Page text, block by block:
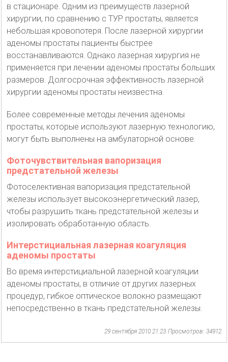
в стационаре. Одним из преимуществ лазерной
хирургии, по сравнению с ТУР простаты, является
небольшая кровопотеря. После лазерной хирургии
аденомы простаты пациенты быстрее
восстанавливаются. Однако лазерная хирургия не
применяется при лечении аденомы простаты больших
размеров. Долгосрочная эффективность лазерной
хирургии аденомы простаты неизвестна.
Более современные методы лечения аденомы
простаты, которые используют лазерную технологию,
могут быть выполнены на амбулаторной основе.
Фоточувствительная вапоризация
предстательной железы
Фотоселективная вапоризация предстательной
железы использует высокоэнергетический лазер,
чтобы разрушить ткань предстательной железы и
изолировать обработанную область.
Интерстициальная лазерная коагуляция
аденомы простаты
Во время интерстициальной лазерной коагуляции
аденомы простаты, в отличие от других лазерных
процедур, гибкое оптическое волокно размещают
непосредственно в ткань предстательной железы.
29 сентября 2010 21:23 Просмотров: 34912